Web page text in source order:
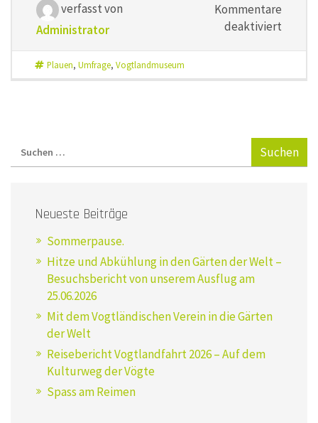
verfasst von
Administrator
Kommentare
deaktiviert
Plauen, Umfrage, Vogtlandmuseum
Neueste Beiträge
Sommerpause.
Hitze und Abkühlung in den Gärten der Welt –
Besuchsbericht von unserem Ausflug am
25.06.2026
Mit dem Vogtländischen Verein in die Gärten
der Welt
Reisebericht Vogtlandfahrt 2026 – Auf dem
Kulturweg der Vögte
Spass am Reimen